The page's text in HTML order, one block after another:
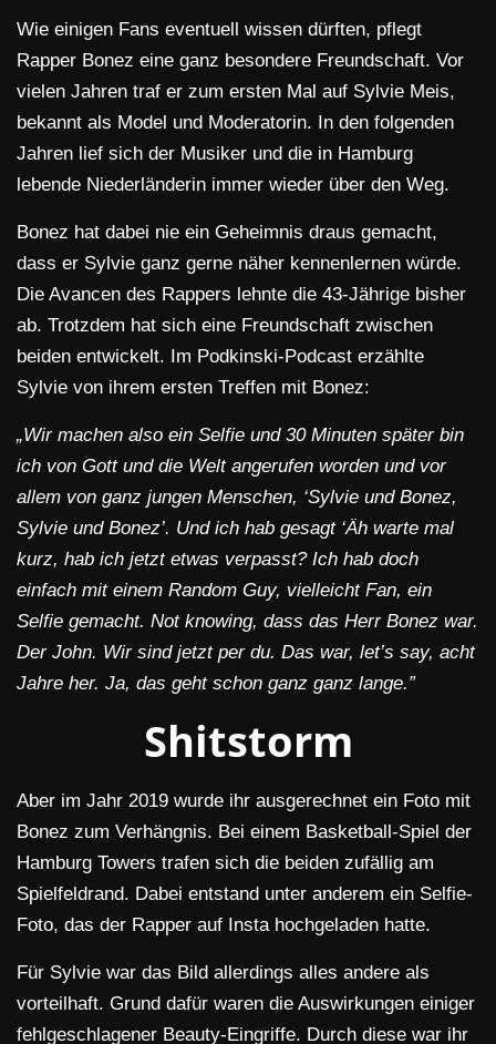
Wie einigen Fans eventuell wissen dürften, pflegt
Rapper Bonez eine ganz besondere Freundschaft. Vor
vielen Jahren traf er zum ersten Mal auf Sylvie Meis,
bekannt als Model und Moderatorin. In den folgenden
Jahren lief sich der Musiker und die in Hamburg
lebende Niederländerin immer wieder über den Weg.
Bonez hat dabei nie ein Geheimnis draus gemacht,
dass er Sylvie ganz gerne näher kennenlernen würde.
Die Avancen des Rappers lehnte die 43-Jährige bisher
ab. Trotzdem hat sich eine Freundschaft zwischen
beiden entwickelt. Im Podkinski-Podcast erzählte
Sylvie von ihrem ersten Treffen mit Bonez:
„Wir machen also ein Selfie und 30 Minuten später bin
ich von Gott und die Welt angerufen worden und vor
allem von ganz jungen Menschen, ‘Sylvie und Bonez,
Sylvie und Bonez’. Und ich hab gesagt ‘Äh warte mal
kurz, hab ich jetzt etwas verpasst? Ich hab doch
einfach mit einem Random Guy, vielleicht Fan, ein
Selfie gemacht. Not knowing, dass das Herr Bonez war.
Der John. Wir sind jetzt per du. Das war, let’s say, acht
Jahre her. Ja, das geht schon ganz ganz lange.”
Shitstorm
Aber im Jahr 2019 wurde ihr ausgerechnet ein Foto mit
Bonez zum Verhängnis. Bei einem Basketball-Spiel der
Hamburg Towers trafen sich die beiden zufällig am
Spielfeldrand. Dabei entstand unter anderem ein Selfie-
Foto, das der Rapper auf Insta hochgeladen hatte.
Für Sylvie war das Bild allerdings alles andere als
vorteilhaft. Grund dafür waren die Auswirkungen einiger
fehlgeschlagener Beauty-Eingriffe. Durch diese war ihr